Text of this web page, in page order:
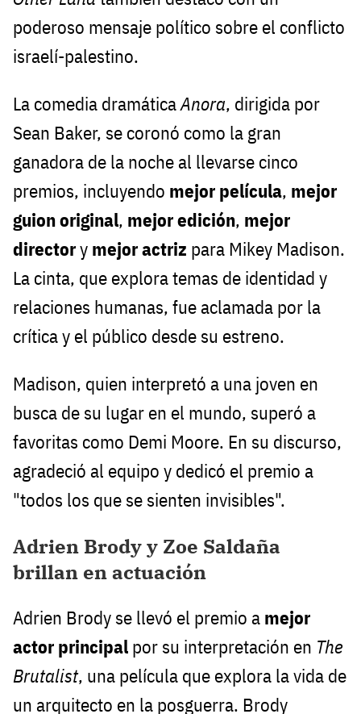
poderoso mensaje político sobre el conflicto
israelí-palestino.
La comedia dramáticaAnora, dirigida por
Sean Baker, se coronó como la gran
ganadora de la noche al llevarse cinco
premios, incluyendo mejor película, mejor
guion original, mejor edición, mejor
directory mejor actriz para Mikey Madison.
La cinta, que explora temas de identidad y
relaciones humanas, fue aclamada por la
crítica y el público desde su estreno.
Madison, quien interpretó a una joven en
busca de su lugar en el mundo, superó a
favoritas como Demi Moore. En su discurso,
agradeció al equipo y dedicó el premio a
"todos los que se sienten invisibles".
Adrien Brody y Zoe Saldaña
brillan en actuación
Adrien Brody se llevó el premio a mejor
actor principal por su interpretación en The
Brutalist, una película que explora la vida de
un arquitecto en la posguerra. Brody